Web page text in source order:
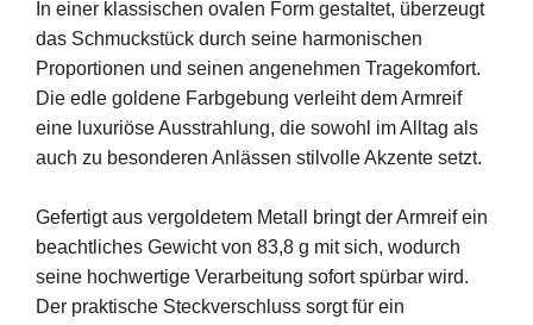
In einer klassischen ovalen Form gestaltet, überzeugt
das Schmuckstück durch seine harmonischen
Proportionen und seinen angenehmen Tragekomfort.
Die edle goldene Farbgebung verleiht dem Armreif
eine luxuriöse Ausstrahlung, die sowohl im Alltag als
auch zu besonderen Anlässen stilvolle Akzente setzt.
Gefertigt aus vergoldetem Metall bringt der Armreif ein
beachtliches Gewicht von 83,8 g mit sich, wodurch
seine hochwertige Verarbeitung sofort spürbar wird.
Der praktische Steckverschluss sorgt für ein